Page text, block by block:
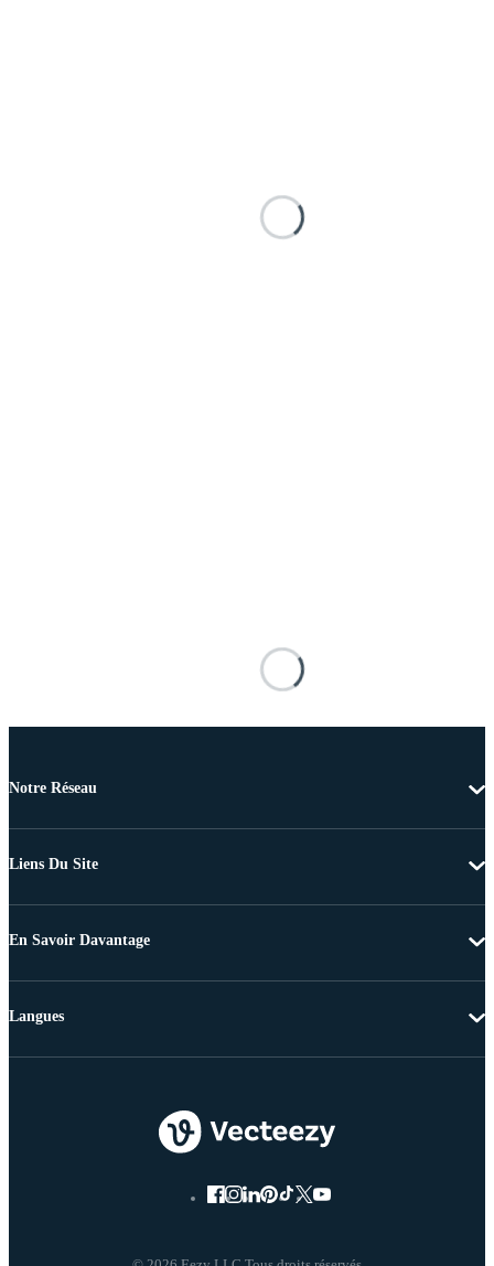
Notre Réseau
Liens Du Site
En Savoir Davantage
Langues